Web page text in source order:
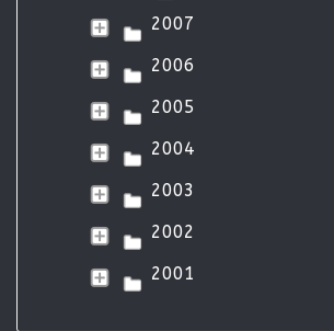
2007
2006
2005
2004
2003
2002
2001